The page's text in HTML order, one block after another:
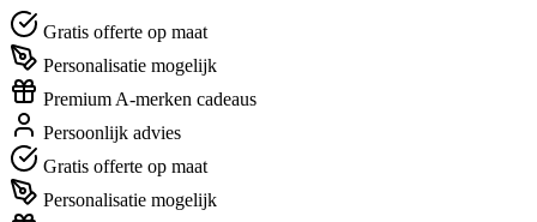
Gratis offerte op maat
Personalisatie mogelijk
Premium A-merken cadeaus
Persoonlijk advies
Gratis offerte op maat
Personalisatie mogelijk